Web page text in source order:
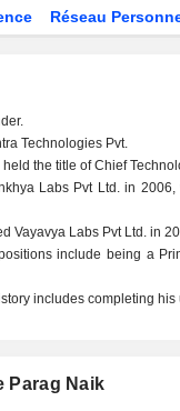
Réseau
Technologies Pvt.
the title of Chief
Labs Pvt Ltd. in
Vayavya Labs Pvt Ltd. in
include being a
includes completing
Parag Naik